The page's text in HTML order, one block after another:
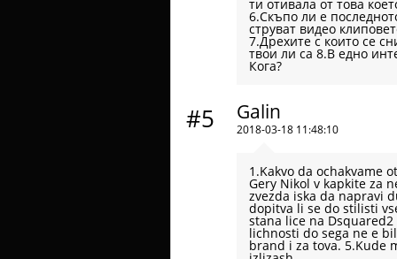
ти отивала от това
6.Скъпо ли е
струват видео
7.Дрехите с които се
твои ли са 8.В едно
Кога?
#5 Galin
2018-03-18 11:48:10
1.Kakvo da ochakvame
Gery Nikol v kapkite za
zvezda iska da napravi
dopitva li se do stilisti
stana lice na
lichnosti do sega ne e
brand i za tova. 5.Kude